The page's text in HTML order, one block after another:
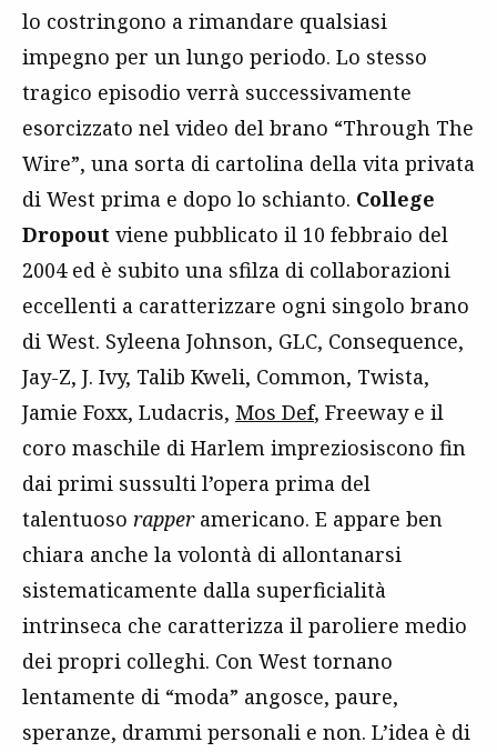
lo costringono a rimandare qualsiasi
impegno per un lungo periodo. Lo stesso
tragico episodio verrà successivamente
esorcizzato nel video del brano “Through The
Wire”, una sorta di cartolina della vita privata
di West prima e dopo lo schianto. College
Dropout viene pubblicato il 10 febbraio del
2004 ed è subito una sfilza di collaborazioni
eccellenti a caratterizzare ogni singolo brano
di West. Syleena Johnson, GLC, Consequence,
Jay-Z, J. Ivy, Talib Kweli, Common, Twista,
Jamie Foxx, Ludacris, Mos Def, Freeway e il
coro maschile di Harlem impreziosiscono fin
dai primi sussulti l’opera prima del
talentuoso rapperamericano. E appare ben
chiara anche la volontà di allontanarsi
sistematicamente dalla superficialità
intrinseca che caratterizza il paroliere medio
dei propri colleghi. Con West tornano
lentamente di “moda” angosce, paure,
speranze, drammi personali e non. L’idea è di